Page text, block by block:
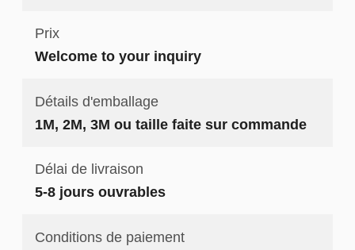
Prix
Welcome to your inquiry
Détails d'emballage
1M, 2M, 3M ou taille faite sur commande
Délai de livraison
5-8 jours ouvrables
Conditions de paiement